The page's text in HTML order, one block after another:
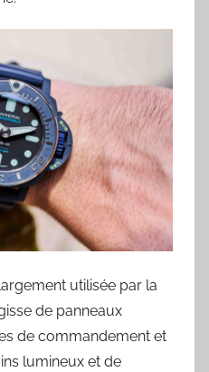
utilisée par la
de panneaux
de commandement et
lumineux et de